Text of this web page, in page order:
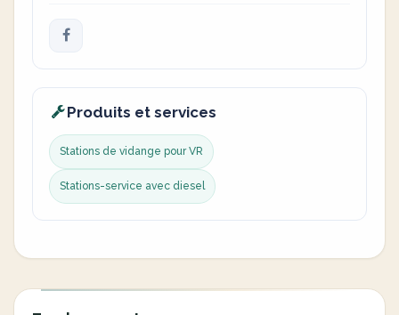
Produits et services
Stations de vidange pour VR
Stations-service avec diesel